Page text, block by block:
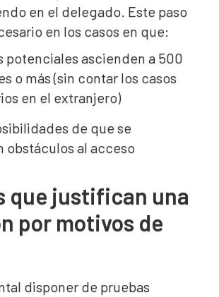
en el delegado. Este paso
en los casos en que:
potenciales ascienden a 500
o más (sin contar los casos
en el extranjero)
de que se
obstáculos al acceso
que justifican una
por motivos de
disponer de pruebas